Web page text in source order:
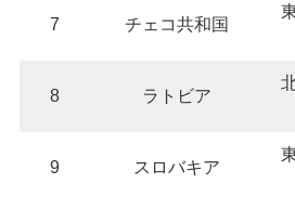
7 チェコ共和国
8 ラトビア
9 スロバキア